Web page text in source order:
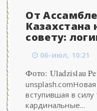
От
совету:
06-июл, 10:21
Фото: Uladzislau
вступившая в
кардинальные...